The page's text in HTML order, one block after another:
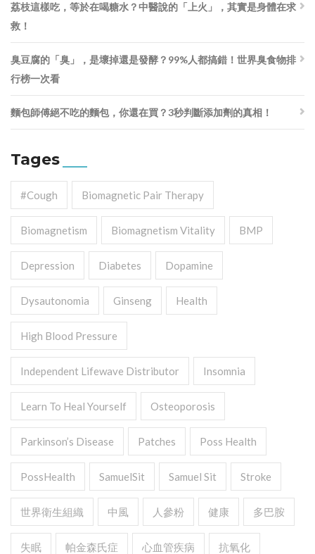
荔枝這樣吃，等於在喝糖水？中醫說的「上火」，其實是身體在求
救！
臭豆腐的「臭」，是壞掉還是發酵？99%人都搞錯！世界臭食物排
行榜一次看
麵包師傅絕不吃的麵包，你還在買？3秒判斷添加劑的真相！
Tages
#cough Biomagnetic Pair Therapy
Biomagnetism Biomagnetism Vitality BMP
Depression Diabetes Dopamine
Dysautonomia Ginseng Health
High Blood Pressure
Independent Lifewave Distributor Insomnia
Learn To Heal Yourself Osteoporosis
Parkinson’s Disease Patches Poss Health
PossHealth SamuelSit Samuel Sit Stroke
世界衛生組織 中風 人參粉 健康 多巴胺
失眠 帕金森氏症 心血管疾病 抗氧化